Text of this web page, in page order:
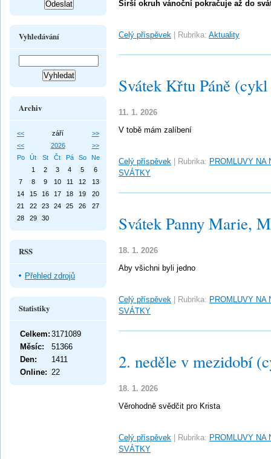
Širší okruh vánoční pokračuje až do
Celý příspěvek Rubrika: Aktuality
Svátek Křtu Páně
11. 1. 2026
V tobě mám zalíbení
Celý příspěvek Rubrika: PROMLUVY NA
SVÁTKY
Svátek Panny Marie,
18. 1. 2026
Aby všichni byli jedno
Celý příspěvek Rubrika: PROMLUVY NA
SVÁTKY
2. neděle v mezidobí
18. 1. 2026
Věrohodně svědčit pro Krista
Celý příspěvek Rubrika: PROMLUVY NA
SVÁTKY
Vyhledávání
Archiv
<< září
>>
<<
2026
>>
Po
Út St Čt Pá So
Ne
1
2 3 4 5
6
7
8 9 10 11 12
13
14
15 16 17 18 19
20
21
22 23 24 25 26
27
28
29 30
RSS
Přehled zdrojů
Statistiky
Online: 22
Celkem: 3171089
Měsíc:
51366
Den:
1411